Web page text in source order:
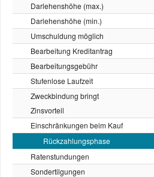
Darlehenshöhe (max.)
Darlehenshöhe (min.)
Umschuldung möglich
Bearbeitung Kreditantrag
Bearbeitungsgebühr
Stufenlose Laufzeit
Zweckbindung bringt
Zinsvorteil
Einschränkungen beim Kauf
Rückzahlungsphase
Ratenstundungen
Sondertilgungen